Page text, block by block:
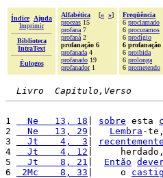
Índice
Ajuda
Imprimir
Biblioteca
IntraText
Èulogos
Alfabética [« »]
proezas 15
profana 7
profaná 2
profanação 6
profanada 4
profanado 19
profanador1
Freqüência
6 proclamado
6 procuramos
6 prodígio
6 profanação
6 proibida
6 prolonga
6 prometendo
Livro  Capítulo,Verso
1
  Ne   13, 18
sobre esta
2
  Ne   13, 29
Lembra -
3
  Jt    4,  3
recentemente
4
  Jt    4, 12
|
5
  Jt    8, 21
Então
6
2Mc    8, 33 |     o